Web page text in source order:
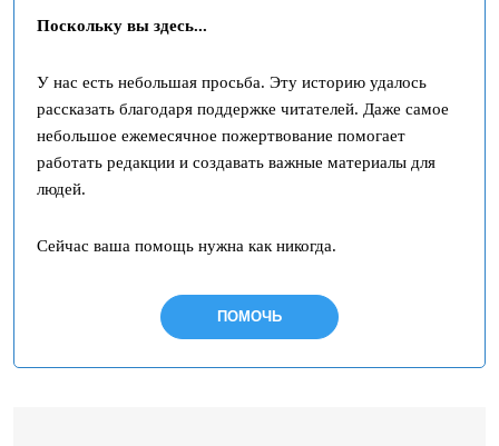
Поскольку вы здесь...
У нас есть небольшая просьба. Эту историю удалось
рассказать благодаря поддержке читателей. Даже самое
небольшое ежемесячное пожертвование помогает
работать редакции и создавать важные материалы для
людей.
Сейчас ваша помощь нужна как никогда.
ПОМОЧЬ